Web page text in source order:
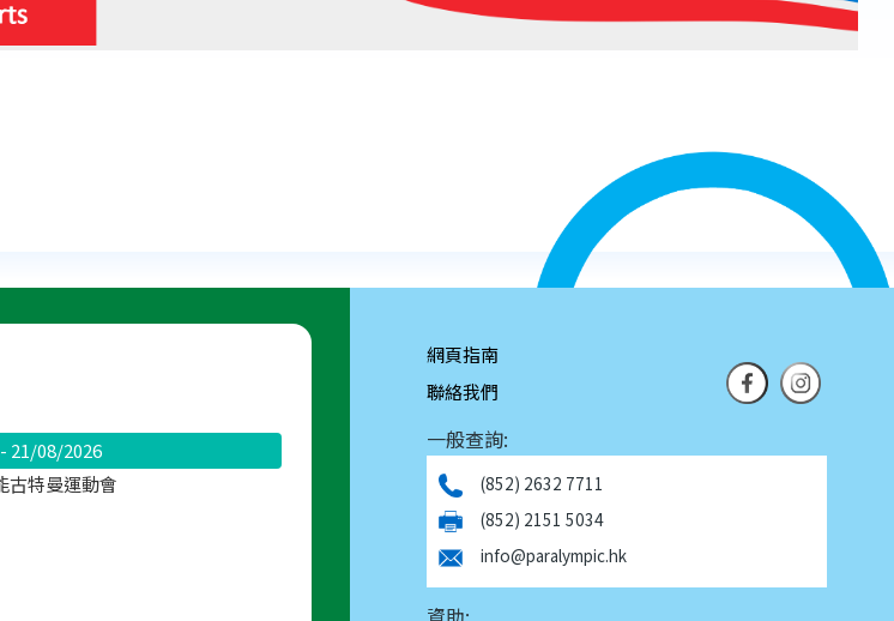
21/08/2026
古特曼運動會
網頁指南
聯絡我們
一般查詢:
(852) 2632 7711
(852) 2151 5034
info@paralympic.hk